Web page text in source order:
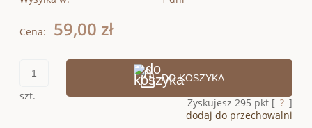
Cena: 59,00 zł
szt.
DO KOSZYKA
Zyskujesz 295 pkt [ ? ]
dodaj do przechowalni